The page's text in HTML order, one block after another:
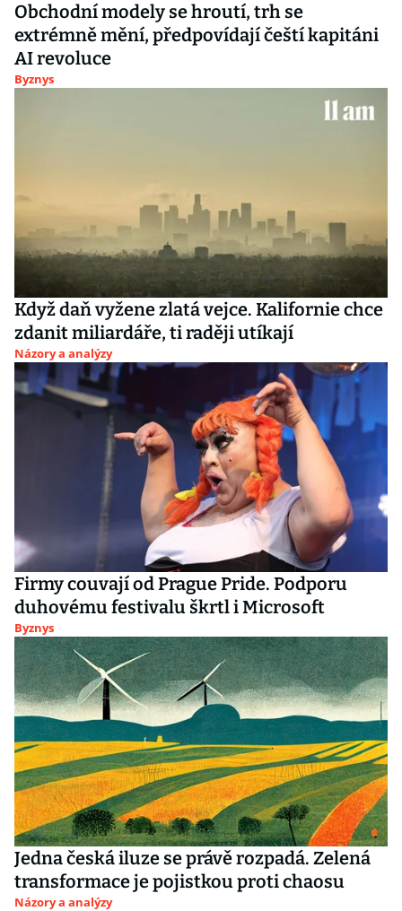
Obchodní modely se hroutí, trh se
extrémně mění, předpovídají čeští kapitáni
AI revoluce
Byznys
Když daň vyžene zlatá vejce. Kalifornie chce
zdanit miliardáře, ti raději utíkají
Názory a analýzy
Firmy couvají od Prague Pride. Podporu
duhovému festivalu škrtl i Microsoft
Byznys
Jedna česká iluze se právě rozpadá. Zelená
transformace je pojistkou proti chaosu
Názory a analýzy